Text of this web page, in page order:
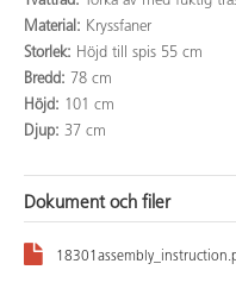
Material: Kryssfaner
Storlek: Höjd till spis 55 cm
Bredd: 78 cm
Höjd: 101 cm
Djup: 37 cm
Dokument och filer